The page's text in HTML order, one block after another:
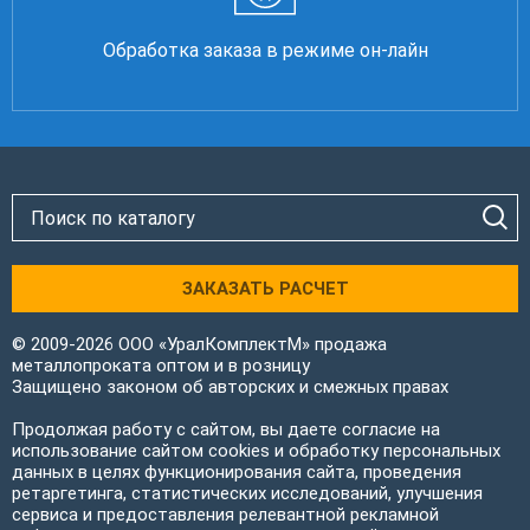
Обработка заказа в режиме он-лайн
ЗАКАЗАТЬ РАСЧЕТ
© 2009-2026 ООО «УралКомплектМ» продажа
металлопроката оптом и в розницу
Защищено законом об авторских и смежных правах
Продолжая работу с сайтом, вы даете согласие на
использование сайтом cookies и обработку персональных
данных в целях функционирования сайта, проведения
ретаргетинга, статистических исследований, улучшения
сервиса и предоставления релевантной рекламной